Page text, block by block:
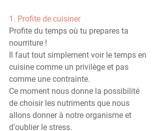
1. Profite de cuisiner
Profite du temps où tu prepares ta
nourriture !
Il faut tout simplement voir le temps en
cuisine comme un privilège et pas
comme une contrainte.
Ce moment nous donne la possibilité
de choisir les nutriments que nous
allons donner à notre organisme et
d'oublier le stress.